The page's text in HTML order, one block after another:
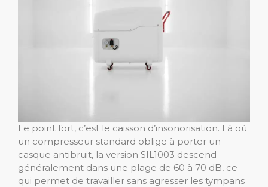
Le point fort, c’est le caisson d’insonorisation. Là où
un compresseur standard oblige à porter un
casque antibruit, la version SIL1003 descend
généralement dans une plage de 60 à 70 dB, ce
qui permet de travailler sans agresser les tympans